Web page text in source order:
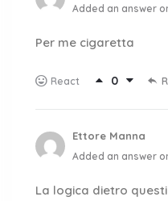
Added an answer
Per me cigaretta
React 0
Ettore Manna
Added an answer
La logica dietro